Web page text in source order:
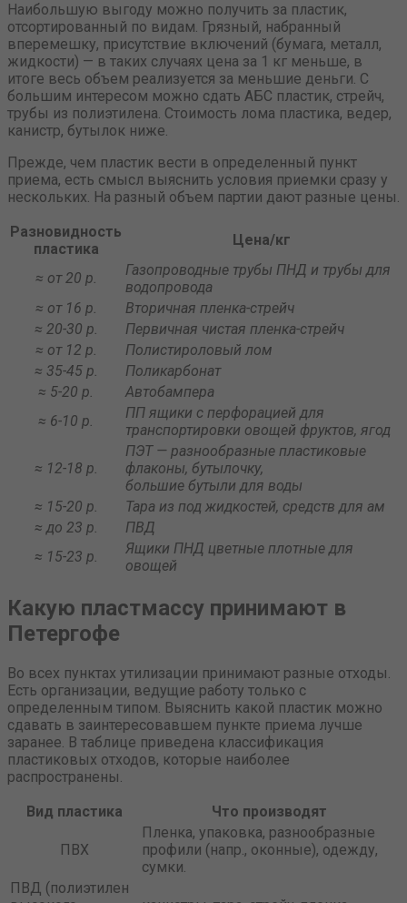
Наибольшую выгоду можно получить за пластик,
отсортированный по видам. Грязный, набранный
вперемешку, присутствие включений (бумага, металл,
жидкости) — в таких случаях цена за 1 кг меньше, в
итоге весь объем реализуется за меньшие деньги. С
большим интересом можно сдать АБС пластик, стрейч,
трубы из полиэтилена. Стоимость лома пластика, ведер,
канистр, бутылок ниже.
Прежде, чем пластик вести в определенный пункт
приема, есть смысл выяснить условия приемки сразу у
нескольких. На разный объем партии дают разные цены.
Разновидность
пластика
Цена/кг
≈ от 20 р.
Газопроводные трубы ПНД и трубы для
водопровода
≈ от 16 р.
Вторичная пленка-стрейч
≈ 20-30 р.
Первичная чистая пленка-стрейч
≈ от 12 р.
Полистироловый лом
≈ 35-45 р.
Поликарбонат
≈ 5-20 р.
Автобампера
≈ 6-10 р.
ПП ящики с перфорацией для
транспортировки овощей фруктов, ягод
≈ 12-18 р.
ПЭТ — разнообразные пластиковые
флаконы, бутылочку,
большие бутыли для воды
≈ 15-20 р.
Тара из под жидкостей, средств для ам
≈ до 23 р.
ПВД
≈ 15-23 р.
Ящики ПНД цветные плотные для
овощей
Какую пластмассу принимают в
Петергофе
Во всех пунктах утилизации принимают разные отходы.
Есть организации, ведущие работу только с
определенным типом. Выяснить какой пластик можно
сдавать в заинтересовавшем пункте приема лучше
заранее. В таблице приведена классификация
пластиковых отходов, которые наиболее
распространены.
Вид пластика
Что производят
ПВХ
Пленка, упаковка, разнообразные
профили (напр., оконные), одежду,
сумки.
ПВД (полиэтилен